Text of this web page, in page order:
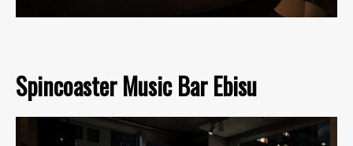
Spincoaster Music Bar Ebisu